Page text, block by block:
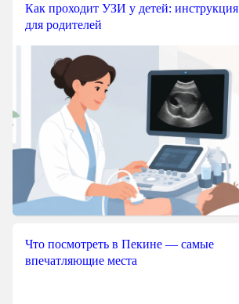
Как проходит УЗИ у детей: инструкция
для родителей
Что посмотреть в Пекине — самые
впечатляющие места